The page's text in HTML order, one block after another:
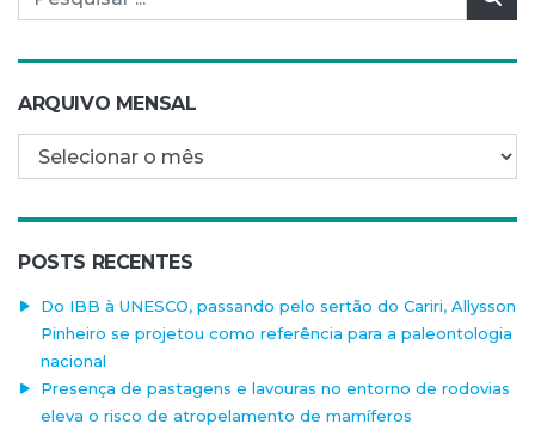
ARQUIVO MENSAL
Arquivo mensal
POSTS RECENTES
Do IBB à UNESCO, passando pelo sertão do Cariri, Allysson
Pinheiro se projetou como referência para a paleontologia
nacional
Presença de pastagens e lavouras no entorno de rodovias
eleva o risco de atropelamento de mamíferos